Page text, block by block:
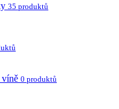
35 produktů
víně 0 produktů